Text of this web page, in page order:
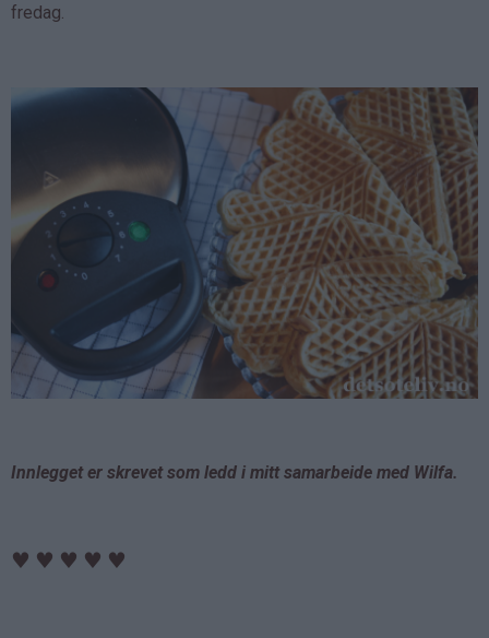
fredag.
Innlegget er skrevet som ledd i mitt samarbeide med Wilfa.
♥ ♥ ♥ ♥ ♥